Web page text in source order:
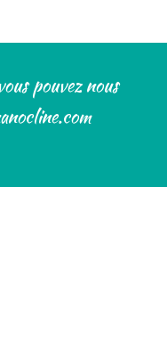
pouvez nous